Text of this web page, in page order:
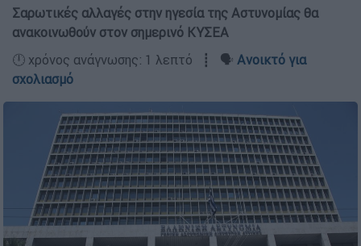
Σαρωτικές αλλαγές στην ηγεσία της Αστυνομίας θα
ανακοινωθούν στον σημερινό ΚΥΣΕΑ
🕛 χρόνος ανάγνωσης: 1 λεπτό ┋ 🗣️ Ανοικτό για
σχολιασμό